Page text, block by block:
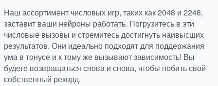
Наш ассортимент числовых игр, таких как 2048 и 2248,
заставит ваши нейроны работать. Погрузитесь в эти
числовые вызовы и стремитесь достигнуть наивысших
результатов. Они идеально подходят для поддержания
ума в тонусе и к тому же вызывают зависимость! Вы
будете возвращаться снова и снова, чтобы побить свой
собственный рекорд.